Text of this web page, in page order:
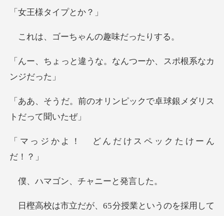
様タイ
ーちゃんの趣
な。なんつーか、スポ
リンピックで卓球銀メダ
どんだけスペック
ン、チャニー
が、65分授業とい